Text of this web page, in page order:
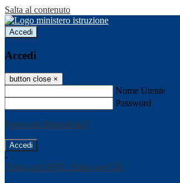
Salta al contenuto
Accedi
Accedi
button close ×
Nome Utente
Password
Password dimenticata?
-
Entra con SPID Entra con CIE